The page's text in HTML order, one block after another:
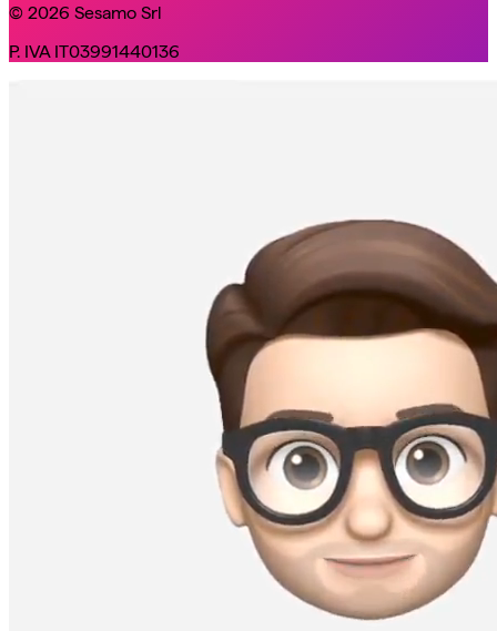
© 2026 Sesamo Srl
P. IVA IT03991440136